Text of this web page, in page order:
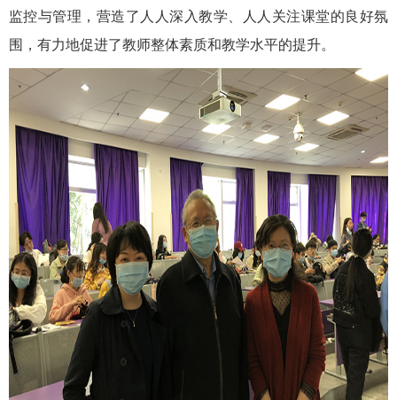
监控与管理，营造了人人深入教学、人人关注课堂的良好氛
围，有力地促进了教师整体素质和教学水平的提升。